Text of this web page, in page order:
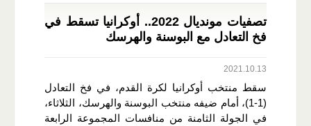
تصفيات مونديال 2022.. أوكرانيا تسقط في
فخ التعادل مع البوسنة والهرسك
2021.10.13
سقط منتخب أوكرانيا لكرة القدم، في فخ التعادل
(1-1)، أمام ضيفه منتخب البوسنة والهرسك، الثلاثاء،
في الجولة الثامنة من منافسات المجموعة الرابعة